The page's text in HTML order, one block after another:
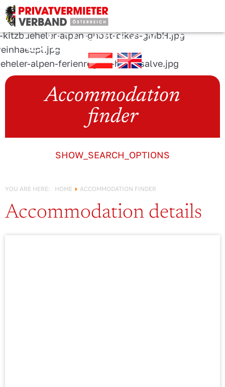
URLAUB IN
Österreich!
Accommodation
finder
SHOW_SEARCH_OPTIONS
YOU ARE HERE: HOME ACCOMMODATION FINDER
Accommodation details